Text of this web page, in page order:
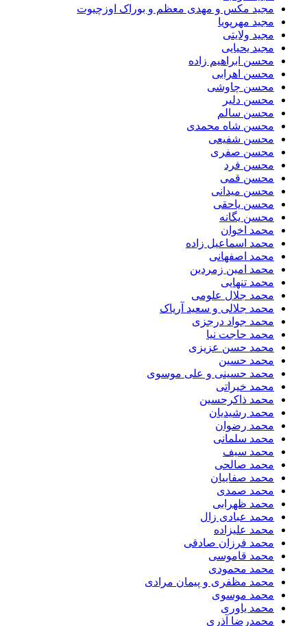
مجید مکس و مهدی معظم و بوراک اوزچیوت
مجید مهرپویا
مجید ولایتی
مجید یحیایی
محسن ابراهیم زاده
محسن اهرابی
محسن چاوشی
محسن دلیر
محسن سالم
محسن شاه محمدی
محسن شفیعی
محسن صفری
محسن فرد
محسن قمی
محسن میدانی
محسن یاحقی
محسن یگانه
محمد اخوان
محمد اسماعیل زاده
محمد اصفهانی
محمد امین زمردین
محمد تنهایی
محمد جلال علومی
محمد جلالی و سعید آریاک
محمد جواد درجزی
محمد حاجت نیا
محمد حسن عزیزی
محمد حسین
محمد حسینی و علی موسوی
محمد خیراتی
محمد ذاکرحسین
محمد رشیدیان
محمد رضوان
محمد سلمانی
محمد سیف
محمد صالحی
محمد صفاییان
محمد صمدی
محمد ظهرابی
محمد عبادی زال
محمد علیزاده
محمد فرزان صادقی
محمد قاموسی
محمد محمودی
محمد مظفری و پیمان مرادی
محمد موسوی
محمد یاوری
محمدرضا آذری